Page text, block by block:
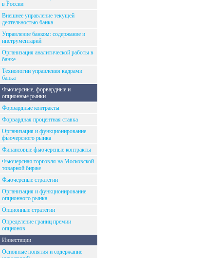
в России
Внешнее управление текущей
деятельностью банка
Управление банком: содержание и
инструментарий
Организация аналитической работы в
банке
Технологии управления кадрами
банка
Фьючерсные, форвардные и
опционные рынки
Форвардные контракты
Форвардная процентная ставка
Организация и функционирование
фьючерсного рынка
Финансовые фьючерсные контракты
Фьючерсная торговля на Московской
товарной бирже
Фьючерсные стратегии
Организация и функционирование
опционного рынка
Опционные стратегии
Определение границ премии
опционов
Инвестиции
Основные понятия и содержание